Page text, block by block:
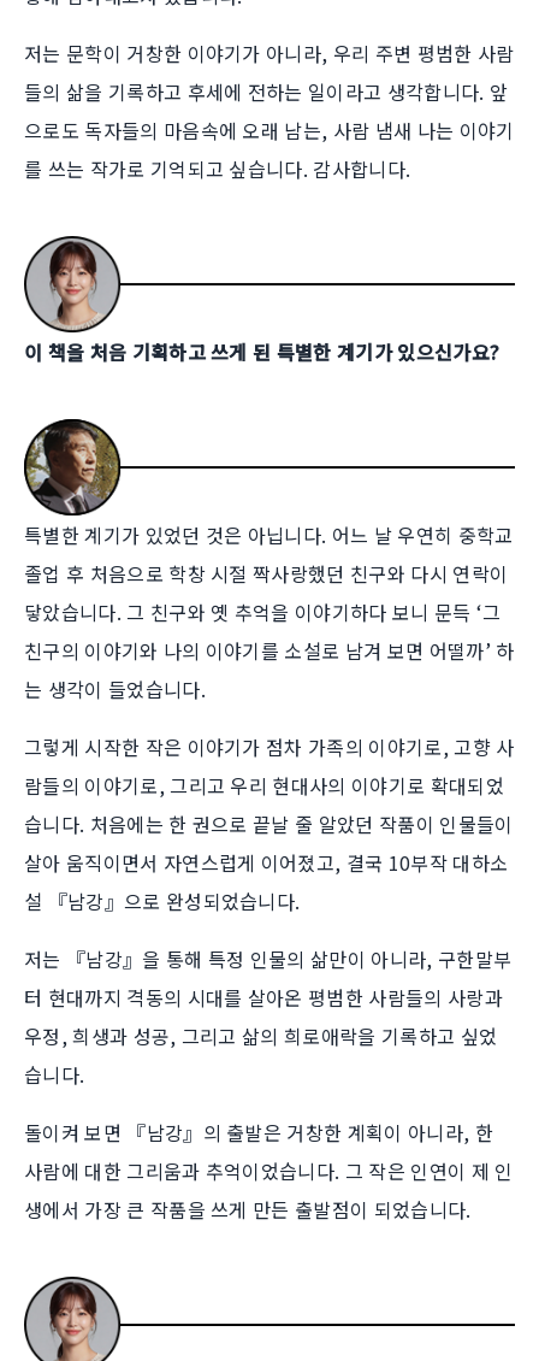
저는 문학이 거창한 이야기가 아니라, 우리 주변 평범한 사람
들의 삶을 기록하고 후세에 전하는 일이라고 생각합니다. 앞
으로도 독자들의 마음속에 오래 남는, 사람 냄새 나는 이야기
를 쓰는 작가로 기억되고 싶습니다. 감사합니다.
이 책을 처음 기획하고 쓰게 된 특별한 계기가 있으신가요?
특별한 계기가 있었던 것은 아닙니다. 어느 날 우연히 중학교
졸업 후 처음으로 학창 시절 짝사랑했던 친구와 다시 연락이
닿았습니다. 그 친구와 옛 추억을 이야기하다 보니 문득 ‘그
친구의 이야기와 나의 이야기를 소설로 남겨 보면 어떨까’ 하
는 생각이 들었습니다.
그렇게 시작한 작은 이야기가 점차 가족의 이야기로, 고향 사
람들의 이야기로, 그리고 우리 현대사의 이야기로 확대되었
습니다. 처음에는 한 권으로 끝날 줄 알았던 작품이 인물들이
살아 움직이면서 자연스럽게 이어졌고, 결국 10부작 대하소
설 『남강』으로 완성되었습니다.
저는 『남강』을 통해 특정 인물의 삶만이 아니라, 구한말부
터 현대까지 격동의 시대를 살아온 평범한 사람들의 사랑과
우정, 희생과 성공, 그리고 삶의 희로애락을 기록하고 싶었
습니다.
돌이켜 보면 『남강』의 출발은 거창한 계획이 아니라, 한
사람에 대한 그리움과 추억이었습니다. 그 작은 인연이 제 인
생에서 가장 큰 작품을 쓰게 만든 출발점이 되었습니다.